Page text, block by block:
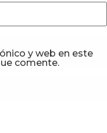
y web en este
comente.